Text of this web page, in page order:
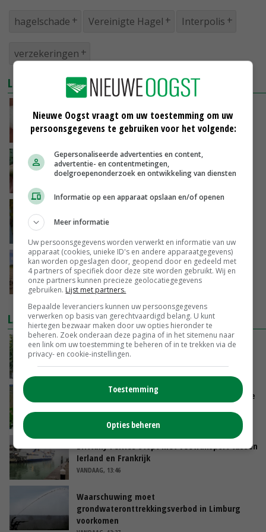
hagelschade Vereinigte Hagel Interpolis
verzekeringen
LEES OOK
Oostenrijkse fruitgebieden nu al zwaar
getroffen door hagel
07-05-2025
Fruittelers krijgen maar 85 procent van
hagelschade uitgekeerd
na noodweer
Extreem weer slaat duizenden keren toe in
Europa
15-06-2024
LAATSTE NIEUWS
Schaalvergroting zet door in Nederlandse
komkommerteelt
VANDAAG, 14:30
Zeer lage Rijnaanvoer komt bovenop droogste
VANDAAG, 13:55
Brittany Ferries stopt met veetransport tussen
Ierland en Frankrijk
VANDAAG, 13:46
Waarschuwing moet
grondwateronttrekkingsverbod in Limburg
voorkomen
Nieuwe Oogst vraagt om uw toestemming om uw
persoonsgegevens te gebruiken voor het volgende:
Gepersonaliseerde advertenties en content,
advertentie- en contentmetingen,
doelgroepenonderzoek en ontwikkeling van diensten
Informatie op een apparaat opslaan en/of openen
Meer informatie
Uw persoonsgegevens worden verwerkt en informatie van uw
apparaat (cookies, unieke ID's en andere apparaatgegevens)
kan worden opgeslagen door, geopend door en gedeeld met
4 partners of specifiek door deze site worden gebruikt. Wij en
onze partners kunnen precieze geolocatiegegevens
gebruiken. Lijst met partners.
Bepaalde leveranciers kunnen uw persoonsgegevens
verwerken op basis van gerechtvaardigd belang. U kunt
hiertegen bezwaar maken door uw opties hieronder te
beheren. Zoek onderaan deze pagina of in het sitemenu naar
een link om uw toestemming te beheren of in te trekken via de
privacy- en cookie-instellingen.
Toestemming
Opties beheren